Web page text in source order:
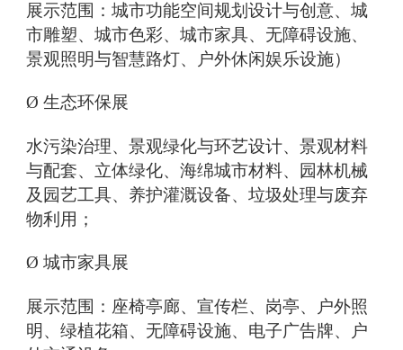
展示范围：城市功能空间规划设计与创意、城
市雕塑、城市色彩、城市家具、无障碍设施、
景观照明与智慧路灯、户外休闲娱乐设施）
Ø 生态环保展
水污染治理、景观绿化与环艺设计、景观材料
与配套、立体绿化、海绵城市材料、园林机械
及园艺工具、养护灌溉设备、垃圾处理与废弃
物利用；
Ø 城市家具展
展示范围：座椅亭廊、宣传栏、岗亭、户外照
明、绿植花箱、无障碍设施、电子广告牌、户